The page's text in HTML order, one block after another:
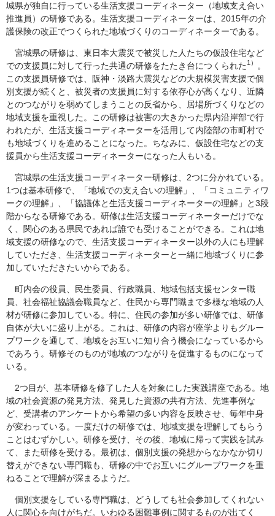
城県が独自に行っている生活支援コーディネーター（地域支え合い
推進員）の研修である。生活支援コーディネーターは、2015年の介
護保険の改正でつくられた地域づくりのコーディネーターである。
宮城県の研修は、東日本大震災で被災した人たちの仮設住宅など
での支援員に対して行った共通の研修をたたき台につくられた 1）
。
この支援員研修では、阪神・淡路大震災などの大規模災害支援で個
別支援が続くと、被災者の支援員に対する依存心が高くなり、近隣
とのつながりを弱めてしまうことの反省から、居場所づくりなどの
地域支援を重視した。この研修は被害の大きかった県内沿岸部で行
われたが、生活支援コーディネーターを活用して内陸部の市町村で
も地域づくりを進めることになった。ちなみに、仮設住宅などの支
援員から生活支援コーディネーターになった人もいる。
宮城県の生活支援コーディネーター研修は、2つに分かれている。
1つは基本研修で、「地域での支え合いの理解」、「コミュニティワ
ークの理解」、「協議体と生活支援コーディネーターの理解」と3段
階からなる研修である。研修は生活支援コーディネーターだけでな
く、関心のある県民であれば誰でも受けることができる。これは地
域支援の研修なので、生活支援コーディネーター以外の人にも理解
していただき、生活支援コーディネーターと一緒に地域づくりに参
加していただきたいからである。
町内会の役員、民生委員、行政職員、地域包括支援センター職
員、社会福祉協議会職員など、住民から専門職まで多様な地域の人
材が研修に参加している。特に、住民の参加が多い研修では、研修
自体が大いに盛り上がる。これは、研修の内容が座学よりもグルー
プワークを通して、地域をお互いに知り合う機会になっているから
であろう。研修そのものが地域のつながりを促進するものになって
いる。
2つ目が、基本研修を修了した人を対象にした実践講座である。地
域の社会資源の発見方法、発見した資源の共有方法、先進事例な
ど、受講者のアンケートから希望の多い内容を反映させ、毎年中身
が変わっている。一度だけの研修では、地域支援を理解してもらう
ことはむずかしい。研修を受け、その後、地域に帰って実践を試み
て、また研修を受ける。最初は、個別支援の発想からなかなか切り
替えができない専門職も、研修の中でお互いにグループワークを重
ねることで理解が深まるようだ。
個別支援をしている専門職は、どうしても社会参加してくれない
人に関心を向けがちだ。いわゆる困難事例に関するものが出てく